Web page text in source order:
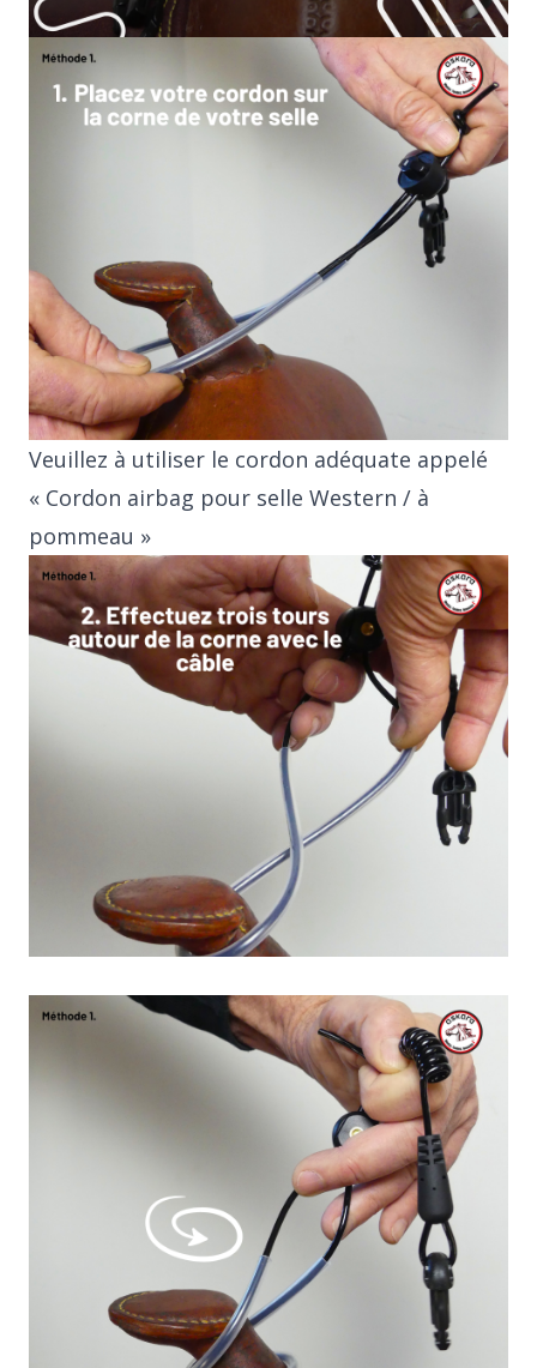
Veuillez à utiliser le cordon adéquate appelé
« Cordon airbag pour selle Western / à
pommeau »